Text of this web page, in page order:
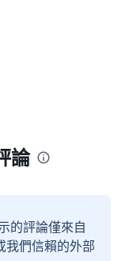
論
的評論僅來自
我們信賴的外部